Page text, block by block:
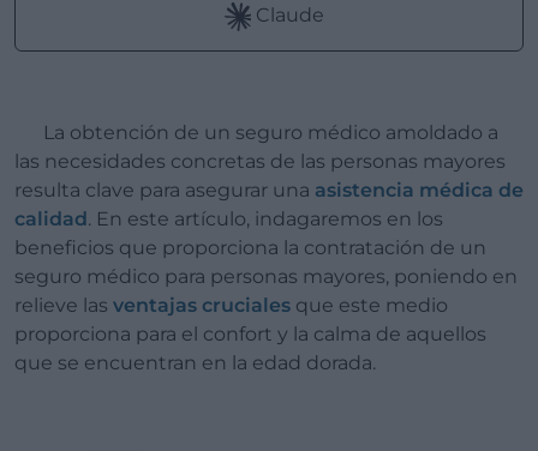
Claude
La obtención de un seguro médico amoldado a
las necesidades concretas de las personas mayores
resulta clave para asegurar una asistencia médica de
calidad. En este artículo, indagaremos en los
beneficios que proporciona la contratación de un
seguro médico para personas mayores, poniendo en
relieve las ventajas cruciales que este medio
proporciona para el confort y la calma de aquellos
que se encuentran en la edad dorada.